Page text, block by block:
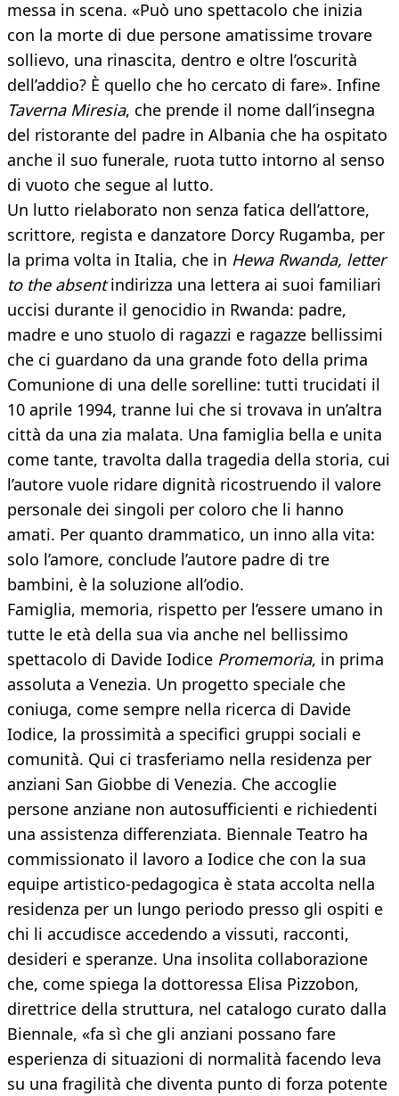
messa in scena. «Può uno spettacolo che inizia
con la morte di due persone amatissime trovare
sollievo, una rinascita, dentro e oltre l’oscurità
dell’addio? È quello che ho cercato di fare». Infine
Taverna Miresia, che prende il nome dall’insegna
del ristorante del padre in Albania che ha ospitato
anche il suo funerale, ruota tutto intorno al senso
di vuoto che segue al lutto.
Un lutto rielaborato non senza fatica dell’attore,
scrittore, regista e danzatore Dorcy Rugamba, per
la prima volta in Italia, che in Hewa Rwanda, letter
to the absentindirizza una lettera ai suoi familiari
uccisi durante il genocidio in Rwanda: padre,
madre e uno stuolo di ragazzi e ragazze bellissimi
che ci guardano da una grande foto della prima
Comunione di una delle sorelline: tutti trucidati il
10 aprile 1994, tranne lui che si trovava in un’altra
città da una zia malata. Una famiglia bella e unita
come tante, travolta dalla tragedia della storia, cui
l’autore vuole ridare dignità ricostruendo il valore
personale dei singoli per coloro che li hanno
amati. Per quanto drammatico, un inno alla vita:
solo l’amore, conclude l’autore padre di tre
bambini, è la soluzione all’odio.
Famiglia, memoria, rispetto per l’essere umano in
tutte le età della sua via anche nel bellissimo
spettacolo di Davide Iodice Promemoria, in prima
assoluta a Venezia. Un progetto speciale che
coniuga, come sempre nella ricerca di Davide
Iodice, la prossimità a specifici gruppi sociali e
comunità. Qui ci trasferiamo nella residenza per
anziani San Giobbe di Venezia. Che accoglie
persone anziane non autosufficienti e richiedenti
una assistenza differenziata. Biennale Teatro ha
commissionato il lavoro a Iodice che con la sua
equipe artistico-pedagogica è stata accolta nella
residenza per un lungo periodo presso gli ospiti e
chi li accudisce accedendo a vissuti, racconti,
desideri e speranze. Una insolita collaborazione
che, come spiega la dottoressa Elisa Pizzobon,
direttrice della struttura, nel catalogo curato dalla
Biennale, «fa sì che gli anziani possano fare
esperienza di situazioni di normalità facendo leva
su una fragilità che diventa punto di forza potente